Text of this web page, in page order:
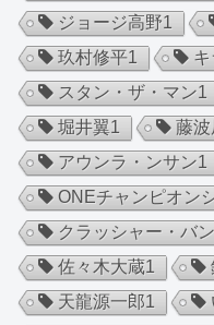
ジョージ高野1
玖村修平1
スタン・ザ・マン1
堀井翼1 藤波
アウンラ・ンサン1
ONEチャンピオン
クラッシャー・バ
佐々木大蔵1
天龍源一郎1